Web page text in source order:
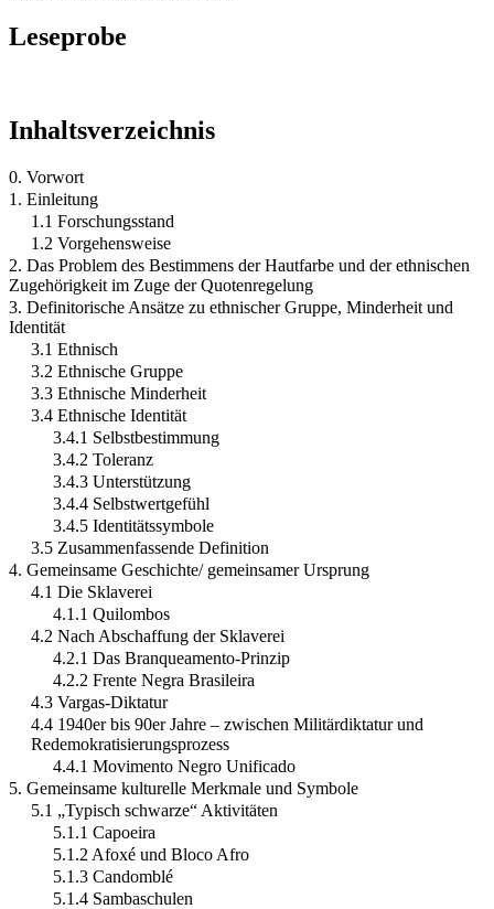
Leseprobe
Inhaltsverzeichnis
0. Vorwort
1. Einleitung
1.1 Forschungsstand
1.2 Vorgehensweise
2. Das Problem des Bestimmens der Hautfarbe und der ethnischen
Zugehörigkeit im Zuge der Quotenregelung
3. Definitorische Ansätze zu ethnischer Gruppe, Minderheit und
Identität
3.1 Ethnisch
3.2 Ethnische Gruppe
3.3 Ethnische Minderheit
3.4 Ethnische Identität
3.4.1 Selbstbestimmung
3.4.2 Toleranz
3.4.3 Unterstützung
3.4.4 Selbstwertgefühl
3.4.5 Identitätssymbole
3.5 Zusammenfassende Definition
4. Gemeinsame Geschichte/ gemeinsamer Ursprung
4.1 Die Sklaverei
4.1.1 Quilombos
4.2 Nach Abschaffung der Sklaverei
4.2.1 Das Branqueamento-Prinzip
4.2.2 Frente Negra Brasileira
4.3 Vargas-Diktatur
4.4 1940er bis 90er Jahre – zwischen Militärdiktatur und
Redemokratisierungsprozess
4.4.1 Movimento Negro Unificado
5. Gemeinsame kulturelle Merkmale und Symbole
5.1 „Typisch schwarze“ Aktivitäten
5.1.1 Capoeira
5.1.2 Afoxé und Bloco Afro
5.1.3 Candomblé
5.1.4 Sambaschulen